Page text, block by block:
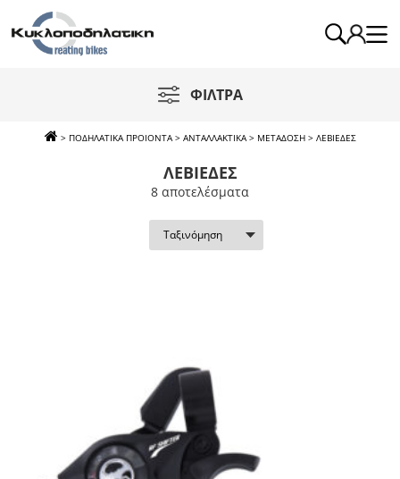
ΦΙΛΤΡΑ
> ΠΟΔΗΛΑΤΙΚΑ ΠΡΟΙΟΝΤΑ > ΑΝΤΑΛΛΑΚΤΙΚΑ > ΜΕΤΑΔΟΣΗ >ΛΕΒΙΕΔΕΣ
ΛΕΒΙΕΔΕΣ
8 απoτελέσματα